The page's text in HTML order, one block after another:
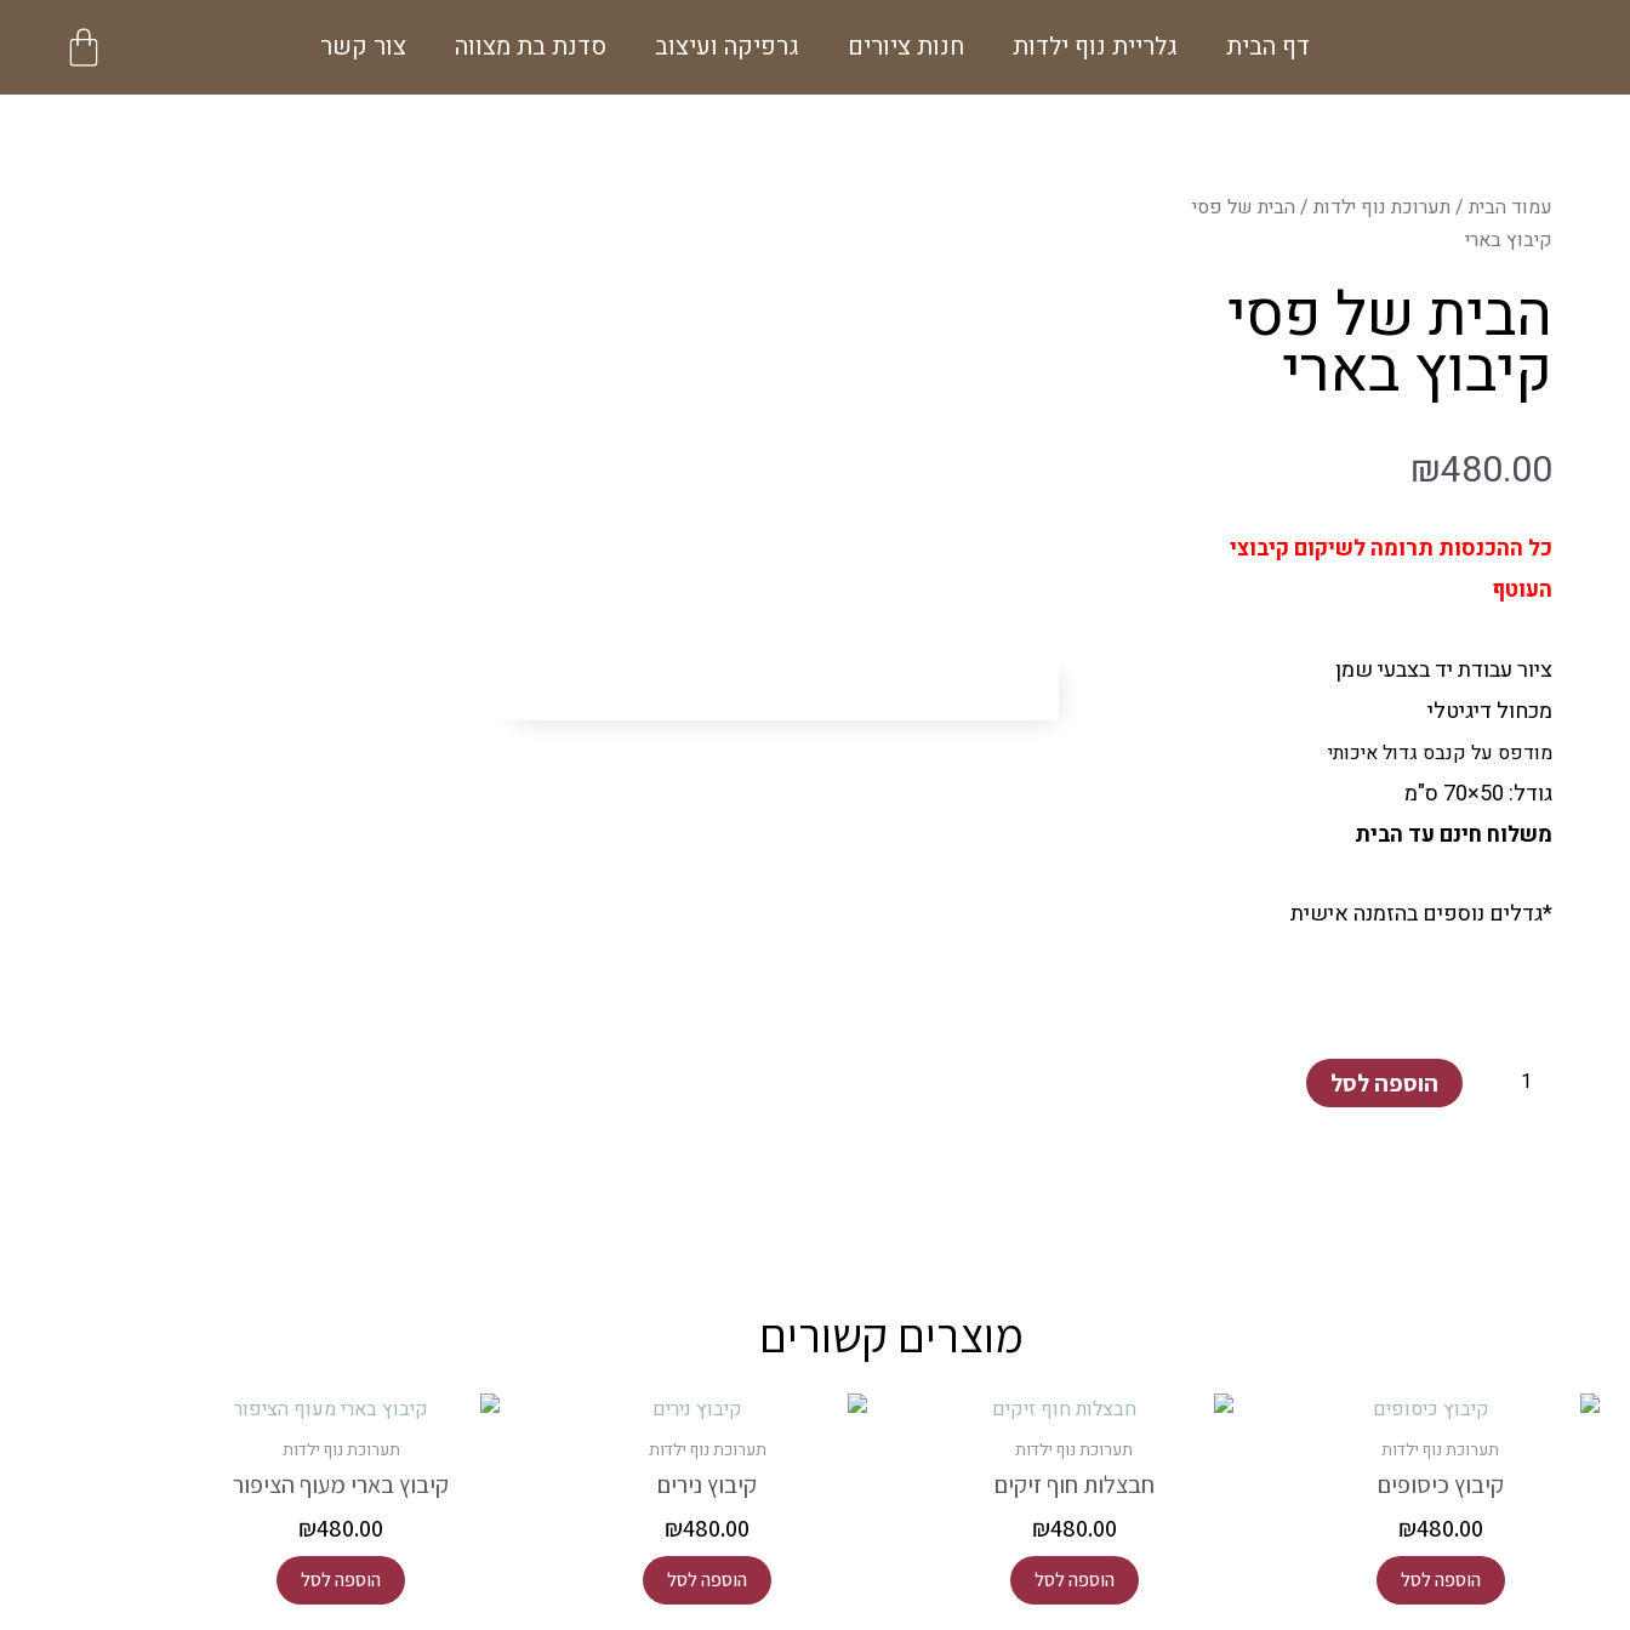
דף הבית גלריית נוף ילדות חנות ציורים גרפיקה ועיצוב סדנת בת מצווה צור קשר עגלת
קניות
עמוד הבית / תערוכת נוף ילדות / הבית של פסי
קיבוץ בארי
הבית של פסי
קיבוץ בארי
₪480.00
כל ההכנסות תרומה לשיקום קיבוצי
העוטף
ציור עבודת יד בצבעי שמן
מכחול דיגיטלי
מודפס על קנבס גדול איכותי
גודל: 50×70 ס"מ
משלוח חינם עד הבית
*גדלים נוספים בהזמנה אישית
הבית
הוספה לסל
מוצרים קשורים
תערוכת נוף ילדות
קיבוץ כיסופים
₪480.00
הוספה לסל
תערוכת נוף ילדות
חבצלות חוף זיקים
₪480.00
הוספה לסל
תערוכת נוף ילדות
קיבוץ נירים
₪480.00
הוספה לסל
תערוכת נוף ילדות
קיבוץ בארי מעוף הציפור
₪480.00
הוספה לסל